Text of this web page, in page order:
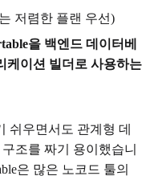
저렴한 플랜 우선)
을 백엔드 데이터베
케이션 빌더로 사용하는
쉬우면서도 관계형 데
조를 짜기 용이했습니
은 많은 노코드 툴의